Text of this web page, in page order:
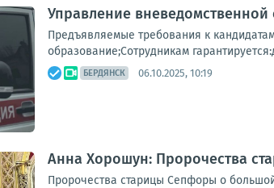
Управление
Предъявляемые требования к
образование;Сотрудникам
БЕРДЯНСК 06.10.2025, 10:19
Анна Хорошун: Пророчества
Пророчества старицы Сепфоры о